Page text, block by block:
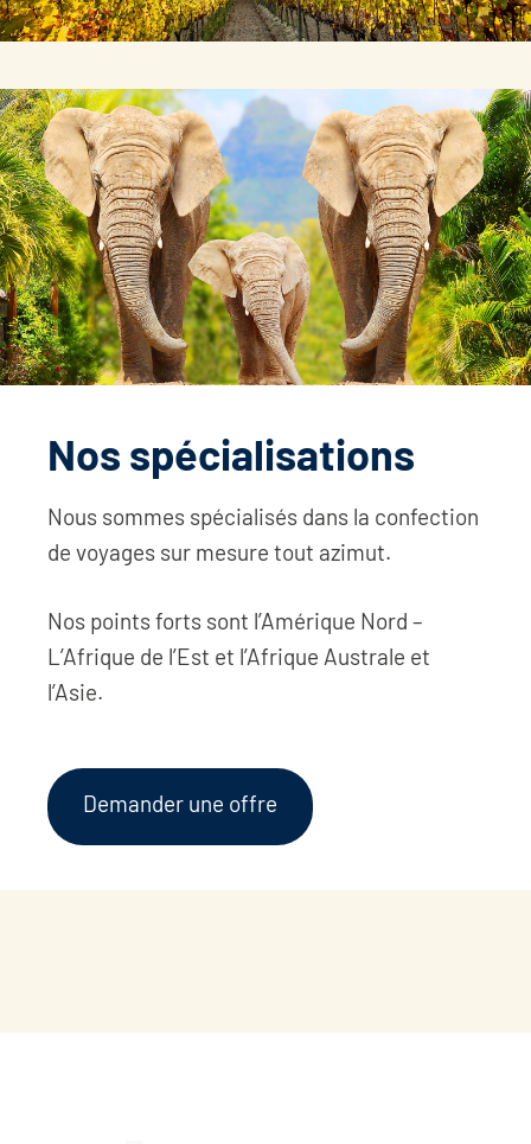
Nos spécialisations
Nous sommes spécialisés dans la confection
de voyages sur mesure tout azimut.
Nos points forts sont l’Amérique Nord –
L’Afrique de l’Est et l’Afrique Australe et
l’Asie.
Demander une offre